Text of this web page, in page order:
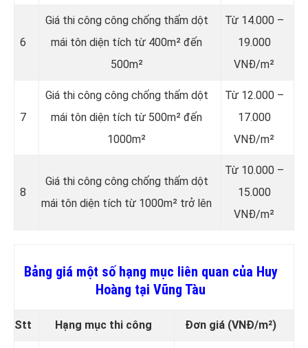
6
Giá thi công công chống thấm dột
mái tôn diện tích từ 400m² đến
500m²
Từ 14.000 –
19.000
VNĐ/m²
7
Giá thi công công chống thấm dột
mái tôn diện tích từ 500m² đến
1000m²
Từ 12.000 –
17.000
VNĐ/m²
8
Giá thi công công chống thấm dột
mái tôn diện tích từ 1000m² trở lên
Từ 10.000 –
15.000
VNĐ/m²
Bảng giá một số hạng mục liên quan của Huy
Hoàng tại Vũng Tàu
Stt Hạng mục thi công Đơn giá (VNĐ/m²)